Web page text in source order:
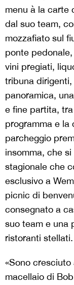
menu à la carte
dal suo team,
mozzafiato sul
ponte
vini pregiati,
tribuna dirigenti,
panoramica,
e fine partita,
programma e la
parcheggio
insomma, che
stagionale che
esclusivo a
picnic di
consegnato a
suo team e una
ristoranti stellati.
«Sono
macellaio di